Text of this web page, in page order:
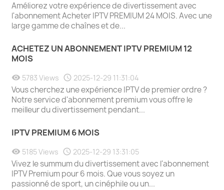
Améliorez votre expérience de divertissement avec
l'abonnement Acheter IPTV PREMIUM 24 MOIS. Avec une
large gamme de chaînes et de...
ACHETEZ UN ABONNEMENT IPTV PREMIUM 12
MOIS
5783 Views 2025-12-29 11:31:04
Vous cherchez une expérience IPTV de premier ordre ?
Notre service d'abonnement premium vous offre le
meilleur du divertissement pendant...
IPTV PREMIUM 6 MOIS
5185 Views 2025-12-29 13:31:05
Vivez le summum du divertissement avec l'abonnement
IPTV Premium pour 6 mois. Que vous soyez un
passionné de sport, un cinéphile ou un...